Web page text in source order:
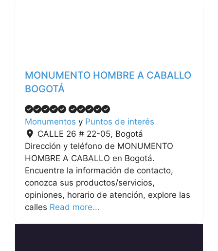
MONUMENTO HOMBRE A CABALLO
BOGOTÁ
Monumentos y Puntos de interés
CALLE 26 # 22-05, Bogotá
Dirección y teléfono de MONUMENTO
HOMBRE A CABALLO en Bogotá.
Encuentre la información de contacto,
conozca sus productos/servicios,
opiniones, horario de atención, explore las
calles Read more...